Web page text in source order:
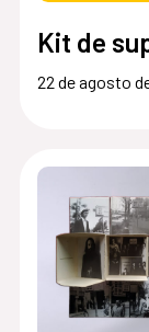
Kit de
22 de agosto